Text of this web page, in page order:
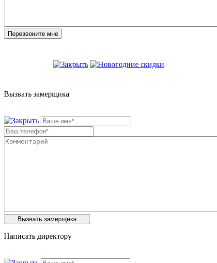
Вызвать замерщика
Написать директору